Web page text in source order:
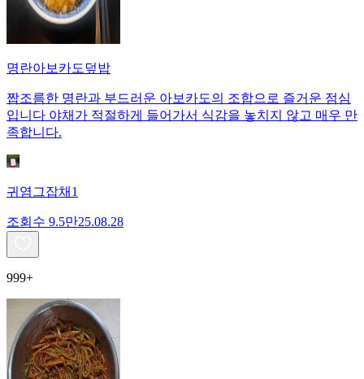
명란아보카도덮밥
짭조름한 명란과 부드러운 아보카도의 조합으로 즐거운 점심
입니다 야채가 적절하게 들어가서 식감을 놓치지 않고 매우 만
족합니다.
귀염그잡채1
조회수 9.5만25.08.28
999+